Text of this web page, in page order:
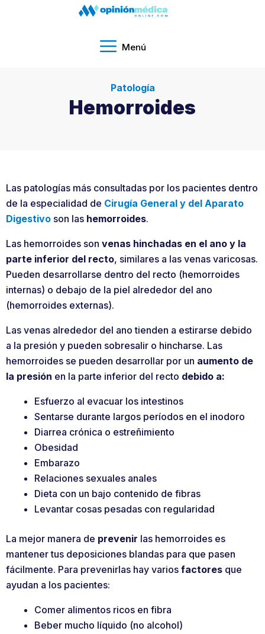
Menú
Patología
Hemorroides
Las patologías más consultadas por los pacientes dentro
de la especialidad de Cirugía General y del Aparato
Digestivo son las hemorroides.
Las hemorroides son venas hinchadas en el ano y la
parte inferior del recto, similares a las venas varicosas.
Pueden desarrollarse dentro del recto (hemorroides
internas) o debajo de la piel alrededor del ano
(hemorroides externas).
Las venas alrededor del ano tienden a estirarse debido
a la presión y pueden sobresalir o hincharse. Las
hemorroides se pueden desarrollar por un aumento de
la presión en la parte inferior del recto debido a:
Esfuerzo al evacuar los intestinos
Sentarse durante largos períodos en el inodoro
Diarrea crónica o estreñimiento
Obesidad
Embarazo
Relaciones sexuales anales
Dieta con un bajo contenido de fibras
Levantar cosas pesadas con regularidad
La mejor manera de prevenir las hemorroides es
mantener tus deposiciones blandas para que pasen
fácilmente. Para prevenirlas hay varios factores que
ayudan a los pacientes:
Comer alimentos ricos en fibra
Beber mucho líquido (no alcohol)